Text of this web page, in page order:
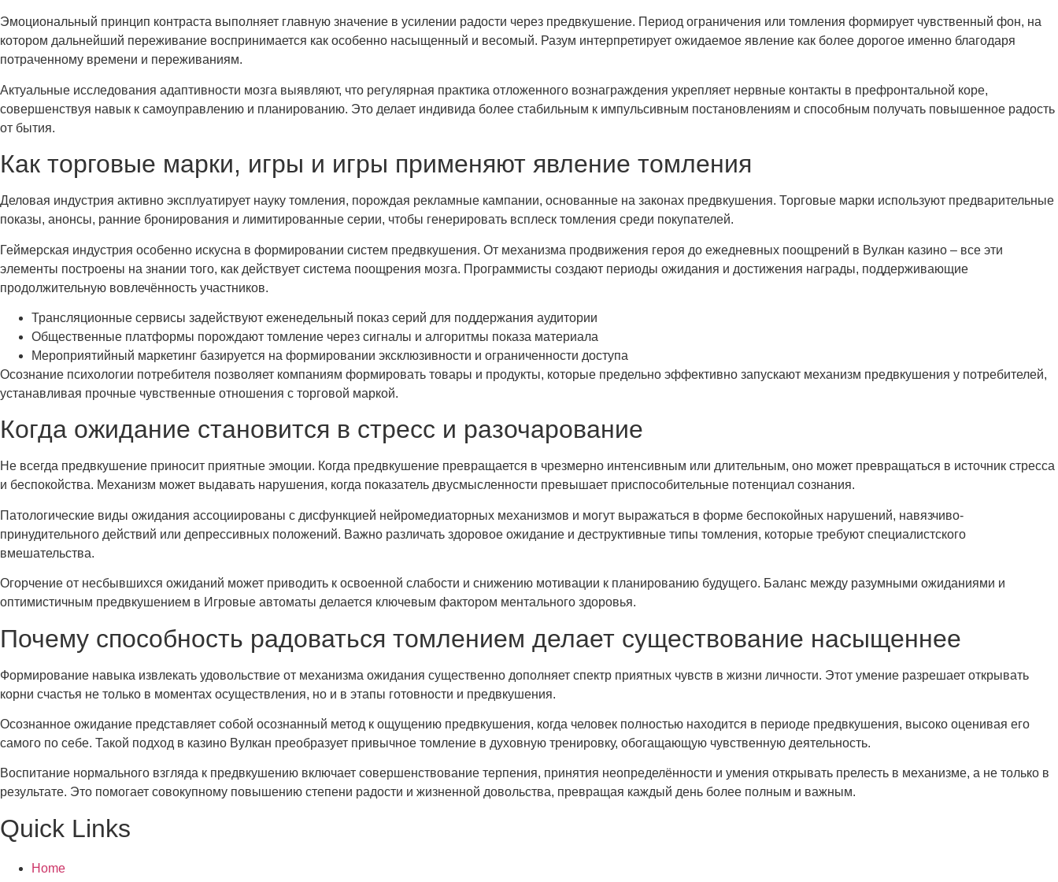
Эмоциональный принцип контраста выполняет главную значение в усилении радости через предвкушение. Период ограничения или томления формирует чувственный фон, на
котором дальнейший переживание воспринимается как особенно насыщенный и весомый. Разум интерпретирует ожидаемое явление как более дорогое именно благодаря
потраченному времени и переживаниям.
Актуальные исследования адаптивности мозга выявляют, что регулярная практика отложенного вознаграждения укрепляет нервные контакты в префронтальной коре,
совершенствуя навык к самоуправлению и планированию. Это делает индивида более стабильным к импульсивным постановлениям и способным получать повышенное радость
от бытия.
Как торговые марки, игры и игры применяют явление томления
Деловая индустрия активно эксплуатирует науку томления, порождая рекламные кампании, основанные на законах предвкушения. Торговые марки используют предварительные
показы, анонсы, ранние бронирования и лимитированные серии, чтобы генерировать всплеск томления среди покупателей.
Геймерская индустрия особенно искусна в формировании систем предвкушения. От механизма продвижения героя до ежедневных поощрений в Вулкан казино – все эти
элементы построены на знании того, как действует система поощрения мозга. Программисты создают периоды ожидания и достижения награды, поддерживающие
продолжительную вовлечённость участников.
Трансляционные сервисы задействуют еженедельный показ серий для поддержания аудитории
Общественные платформы порождают томление через сигналы и алгоритмы показа материала
Мероприятийный маркетинг базируется на формировании эксклюзивности и ограниченности доступа
Осознание психологии потребителя позволяет компаниям формировать товары и продукты, которые предельно эффективно запускают механизм предвкушения у потребителей,
устанавливая прочные чувственные отношения с торговой маркой.
Когда ожидание становится в стресс и разочарование
Не всегда предвкушение приносит приятные эмоции. Когда предвкушение превращается в чрезмерно интенсивным или длительным, оно может превращаться в источник стресса
и беспокойства. Механизм может выдавать нарушения, когда показатель двусмысленности превышает приспособительные потенциал сознания.
Патологические виды ожидания ассоциированы с дисфункцией нейромедиаторных механизмов и могут выражаться в форме беспокойных нарушений, навязчиво-
принудительного действий или депрессивных положений. Важно различать здоровое ожидание и деструктивные типы томления, которые требуют специалистского
вмешательства.
Огорчение от несбывшихся ожиданий может приводить к освоенной слабости и снижению мотивации к планированию будущего. Баланс между разумными ожиданиями и
оптимистичным предвкушением в Игровые автоматы делается ключевым фактором ментального здоровья.
Почему способность радоваться томлением делает существование насыщеннее
Формирование навыка извлекать удовольствие от механизма ожидания существенно дополняет спектр приятных чувств в жизни личности. Этот умение разрешает открывать
корни счастья не только в моментах осуществления, но и в этапы готовности и предвкушения.
Осознанное ожидание представляет собой осознанный метод к ощущению предвкушения, когда человек полностью находится в периоде предвкушения, высоко оценивая его
самого по себе. Такой подход в казино Вулкан преобразует привычное томление в духовную тренировку, обогащающую чувственную деятельность.
Воспитание нормального взгляда к предвкушению включает совершенствование терпения, принятия неопределённости и умения открывать прелесть в механизме, а не только в
результате. Это помогает совокупному повышению степени радости и жизненной довольства, превращая каждый день более полным и важным.
Quick Links
Home